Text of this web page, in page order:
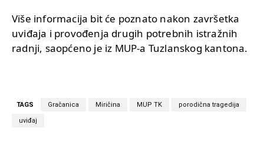
Više informacija bit će poznato nakon završetka
uviđaja i provođenja drugih potrebnih istražnih
radnji, saopćeno je iz MUP-a Tuzlanskog kantona.
TAGS Gračanica Miričina MUP TK porodična tragedija
uviđaj